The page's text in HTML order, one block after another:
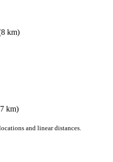
km)
km)
and linear distances.